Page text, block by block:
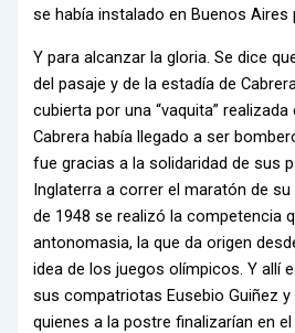
se había instalado en Buenos Aires
Y para alcanzar la gloria. Se dice
del pasaje y de la estadía de
cubierta por una “vaquita”
Cabrera había llegado a ser
fue gracias a la solidaridad de sus
Inglaterra a correr el maratón de
de 1948 se realizó la competencia
antonomasia, la que da origen
idea de los juegos olímpicos. Y allí
sus compatriotas Eusebio Guiñez y
quienes a la postre finalizarían en